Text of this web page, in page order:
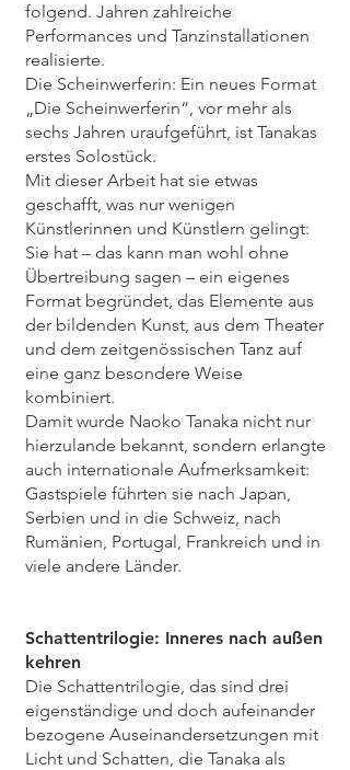
folgend. Jahren zahlreiche
Performances und Tanzinstallationen
realisierte.
Die Scheinwerferin: Ein neues Format
„Die Scheinwerferin“, vor mehr als
sechs Jahren uraufgeführt, ist Tanakas
erstes Solostück.
Mit dieser Arbeit hat sie etwas
geschafft, was nur wenigen
Künstlerinnen und Künstlern gelingt:
Sie hat – das kann man wohl ohne
Übertreibung sagen – ein eigenes
Format begründet, das Elemente aus
der bildenden Kunst, aus dem Theater
und dem zeitgenössischen Tanz auf
eine ganz besondere Weise
kombiniert.
Damit wurde Naoko Tanaka nicht nur
hierzulande bekannt, sondern erlangte
auch internationale Aufmerksamkeit:
Gastspiele führten sie nach Japan,
Serbien und in die Schweiz, nach
Rumänien, Portugal, Frankreich und in
viele andere Länder.
Schattentrilogie: Inneres nach außen
kehren
Die Schattentrilogie, das sind drei
eigenständige und doch aufeinander
bezogene Auseinandersetzungen mit
Licht und Schatten, die Tanaka als